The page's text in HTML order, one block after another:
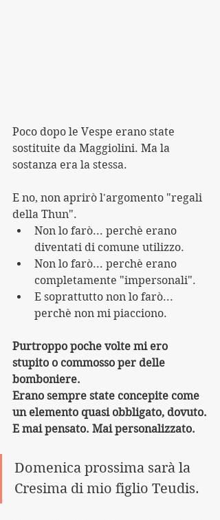
Poco dopo le Vespe erano state
sostituite da Maggiolini. Ma la
sostanza era la stessa.
E no, non aprirò l'argomento "regali
della Thun".
Non lo farò... perchè erano
diventati di comune utilizzo.
Non lo farò... perchè erano
completamente "impersonali".
E soprattutto non lo farò...
perchè non mi piacciono.
Purtroppo poche volte mi ero
stupito o commosso per delle
bomboniere.
Erano sempre state concepite come
un elemento quasi obbligato, dovuto.
E mai pensato. Mai personalizzato.
Domenica prossima sarà la
Cresima di mio figlio Teudis.